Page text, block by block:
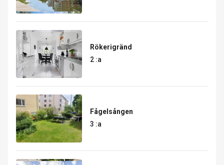
Rökerigränd
2 :a
Fågelsången
3 :a